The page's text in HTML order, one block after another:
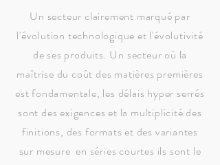
Un secteur clairement marqué par
l'évolution technologique et l'évolutivité
de ses produits. Un secteur où la
maîtrise du coût des matières premières
est fondamentale, les délais hyper serrés
sont des exigences et la multiplicité des
finitions, des formats et des variantes
sur mesure en séries courtes ils sont le